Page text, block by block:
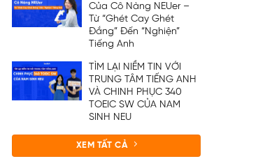
Của Cô Nàng NEUer –
Từ “Ghét Cay Ghét
Đắng” Đến “Nghiện”
Tiếng Anh
TÌM LẠI NIỀM TIN VỚI
TRUNG TÂM TIẾNG ANH
VÀ CHINH PHỤC 340
TOEIC SW CỦA NAM
SINH NEU
XEM TẤT CẢ